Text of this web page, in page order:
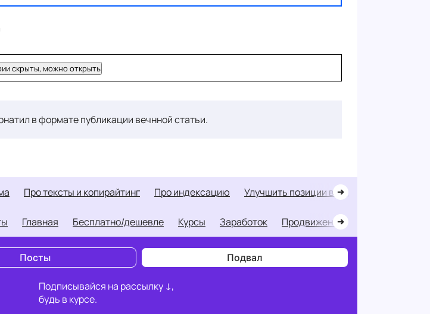
скрыты, можно открыть
в формате публикации вечнной статьи.
про тексты и копирайтинг про индексацию улучшить позиции в выдаче
Главная Бесплатно/дешевле Курсы Заработок Продвижение
Посты Подвал
Подписывайся на рассылку ↓,
будь в курсе.